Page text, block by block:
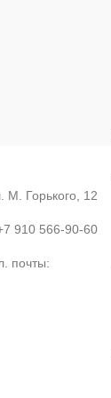
М. Горького, 12
910 566-90-60
почты: